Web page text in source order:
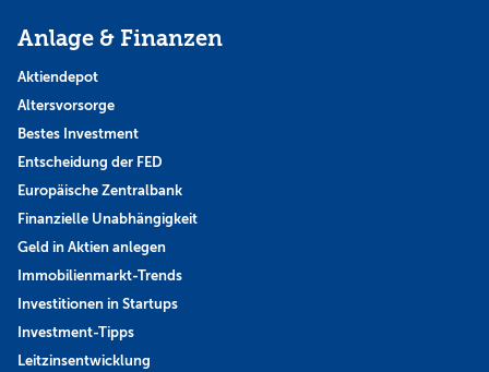
Anlage & Finanzen
Aktiendepot
Altersvorsorge
Bestes Investment
Entscheidung der FED
Europäische Zentralbank
Finanzielle Unabhängigkeit
Geld in Aktien anlegen
Immobilienmarkt-Trends
Investitionen in Startups
Investment-Tipps
Leitzinsentwicklung